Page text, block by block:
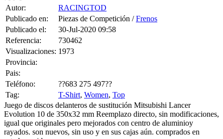
Publicado en:
Piezas de Competición /
Publicado el:
30-Jul-2020 09:58
Referencia:
730462
Visualizaciones:
1973
Provincia:
Pais:
Teléfono:
Tag:
T-Shirt,Women,
Juego de discos delanteros de sustitución Mitsubishi Lancer
Evolution 10 de 350x32 mm Reemplazo directo, sin modificaciones,
igual que originales pero mejorados con centro de aluminioy
rayados. son nuevos, sin uso y en sus cajas aún. comprados en
estados unidos.